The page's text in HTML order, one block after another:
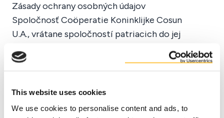
This website uses cookies
We use cookies to personalise content and ads, to
Zásady ochrany osobných údajov
Spoločnosť Coöperatie Koninklijke Cosun
U.A., vrátane spoločností patriacich do jej
dôležitú ochranu súkromia a údajov
informácie prostredníctvom internetovej
stránky. Spoločnosť Cosun preto prijala